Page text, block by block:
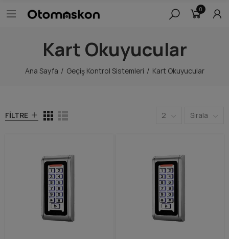
0
Kart Okuyucular
Ana Sayfa Geçiş Kontrol Sistemleri Kart Okuyucular
FILTRE 2 Sırala